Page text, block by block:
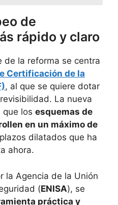
de
rápido y claro
de la reforma se centra
Certificación de la
, al que se quiere dotar
La nueva
que los esquemas de
en un máximo de
dilatados que ha
ahora.
la Agencia de la Unión
(ENISA), se
práctica y